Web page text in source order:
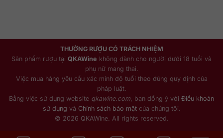
THƯỞNG RƯỢU CÓ TRÁCH NHIỆM
Sản phẩm rượu tại QKAWine không dành cho người dưới 18 tuổi và
phụ nữ mang thai.
Việc mua hàng yêu cầu xác minh độ tuổi theo đúng quy định của
pháp luật.
Bằng việc sử dụng website qkawine.com , bạn đồng ý với Điều khoản
sử dụng và Chính sách bảo mậtcủa chúng tôi.
© 2026 QKAWine. All rights reserved.